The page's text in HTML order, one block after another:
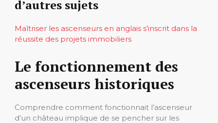
d’autres sujets
Maîtriser les ascenseurs en anglais s’inscrit dans la
réussite des projets immobiliers
Le fonctionnement des
ascenseurs historiques
Comprendre comment fonctionnait l’ascenseur
d’un château implique de se pencher sur les